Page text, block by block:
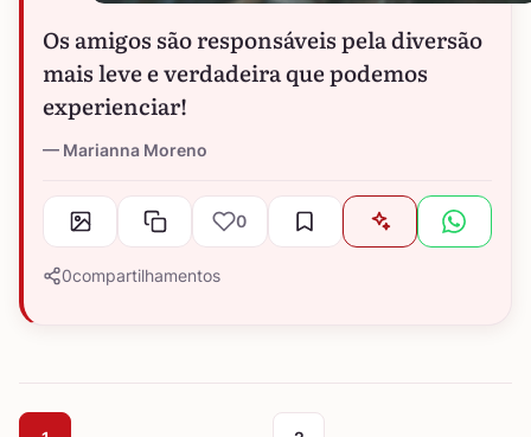
Os amigos são responsáveis pela diversão
mais leve e verdadeira que podemos
experienciar!
Marianna Moreno
0
0compartilhamentos